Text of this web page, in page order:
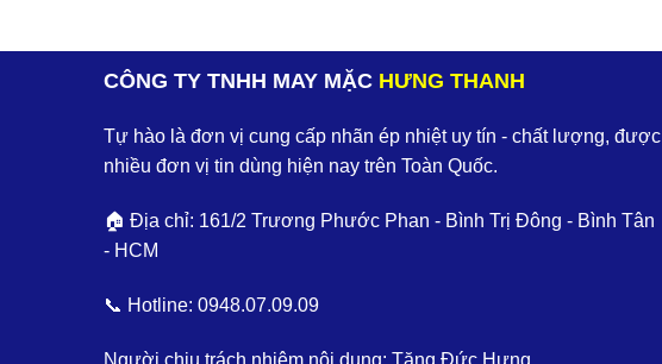
CÔNG TY TNHH MAY MẶC HƯNG THANH
Tự hào là đơn vị cung cấp nhãn ép nhiệt uy tín - chất lượng, được
nhiều đơn vị tin dùng hiện nay trên Toàn Quốc.
🏠 Địa chỉ: 161/2 Trương Phước Phan - Bình Trị Đông - Bình Tân
- HCM
📞 Hotline: 0948.07.09.09
Người chịu trách nhiệm nội dung: Tăng Đức Hưng